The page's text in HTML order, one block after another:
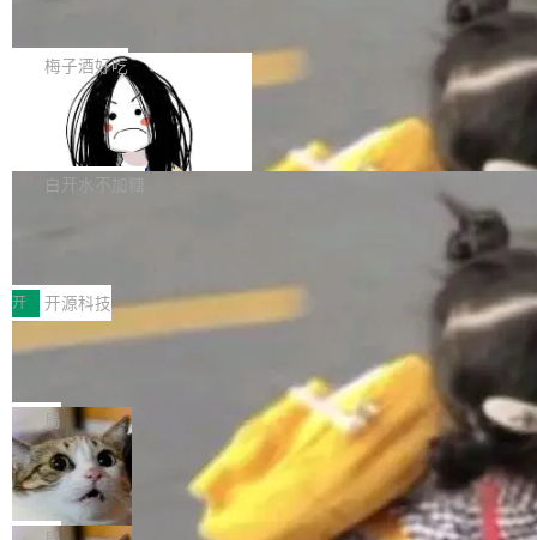
提交的编辑请求也长期处于待处理状态。 Groki
pedia 于去年底上线，定位为由人工智能生成内
容的百科平台，被马斯克视为传统众包百科网站
维基百科的替代方案。Lawfare 调查发现，无论
热门页面还是低关注度页面，均未出现近期更
是这样的：配 MessageSource 的 Bean、写 R
eloadableResourceBundleMessageSource、
声明 LocaleResolver、注册 LocaleChangeInt
erceptor…五六步之后才能看到第一行翻译文
本。 Solon 换了个方式。整个 i18n 模块围绕三
梅子酒好吃
Apache Doris 4.1 全面增强 Iceberg：
支持 UPDATE、MERGE INTO 与 Iceb
erg V3
Apache Doris 4.1 要补齐的，正是缺失的那一
半。在已有查询能力的基础上，Doris 进一步支
常维护操作，并完整支持 Iceberg V3 格式。
白开水不加糖
村国家自主创新示范区会议中心开幕。本届大会
由中关村智联软件服务业质量创新联盟主办，以
“智构可信·质创未来——AI原生时代的质量新范
式”为主题，直面AI从实验室走向规模化产业落地
的核心质量命题。会上，《2026智能研发生产力
工具选型手册》发布，Testin云测的Testin XAge
nt智能测试系统入选AI测试领域代表产品。对CI
O而言，这提示了一个转变：AI测试正在从效率
工具升级为企业的质量基础设施。 CIO面对的新
开 开源科技
让非法状态不可表示：一篇关于 ADT
有一种东西，一旦用过就回不去了。Alex Fedos
eev 管它叫"软件设计的基石"。 他说的东西不新
鲜——代数数据类型（ADT），尤其是和类型
（sum type）。但他说清楚了一件事：这不是类
型系统的学术体操，是日常编码的思维方式。 文
章从一个简单的例子切入。一个网站的深色主题
局
Cloudflare 开源内部企业 AI 平台 Clou
dflare OS
Cloudflare 发布了一个开源项目 Cloudflare O
S。如果你只看官方博客，你会觉得这是又一